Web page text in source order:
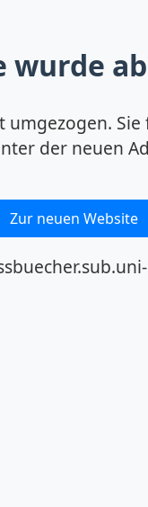
wurde
umgezogen.
der neuen
Zur neuen Website